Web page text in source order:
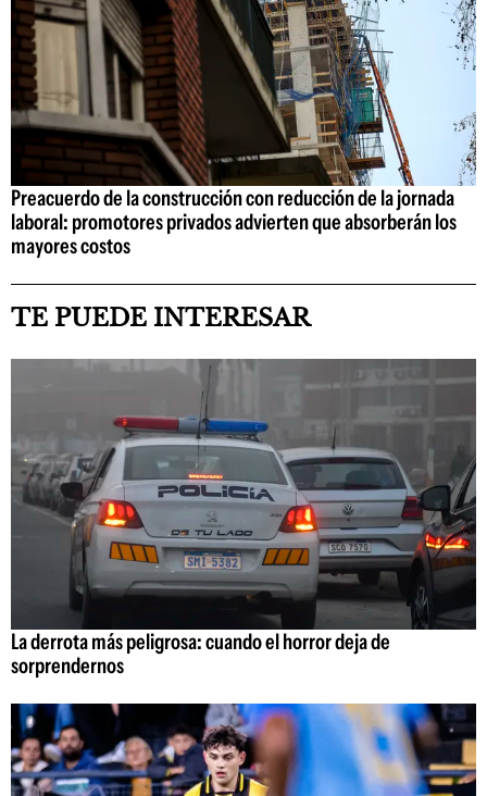
Preacuerdo de la construcción con reducción de la jornada
laboral: promotores privados advierten que absorberán los
mayores costos
TE PUEDE INTERESAR
La derrota más peligrosa: cuando el horror deja de
sorprendernos